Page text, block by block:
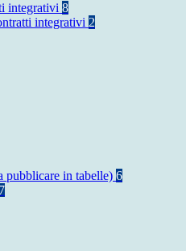
integrativi 8
integrativi 2
pubblicare in tabelle) 6